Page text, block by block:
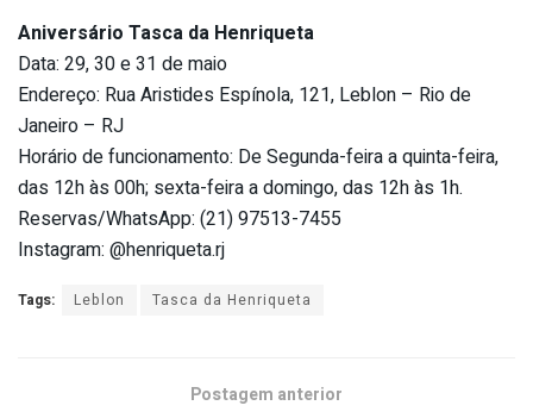
Aniversário Tasca da Henriqueta
Data: 29, 30 e 31 de maio
Endereço: Rua Aristides Espínola, 121, Leblon – Rio de
Janeiro – RJ
Horário de funcionamento: De Segunda-feira a quinta-feira,
das 12h às 00h; sexta-feira a domingo, das 12h às 1h.
Reservas/WhatsApp: (21) 97513-7455
Instagram: @henriqueta.rj
Tags: Leblon Tasca da Henriqueta
Postagem anterior